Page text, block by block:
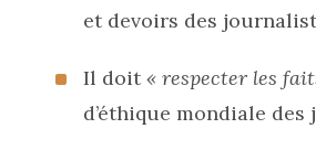
et devoirs des
Il doit« respecter les
d’éthique mondiale des